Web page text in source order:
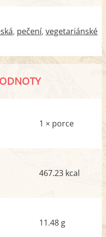
pečení vegetariánské
1 × porce
467.23 kcal
11.48 g